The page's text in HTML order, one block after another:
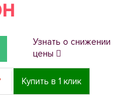
Узнать о снижении
цены
Купить в 1 клик